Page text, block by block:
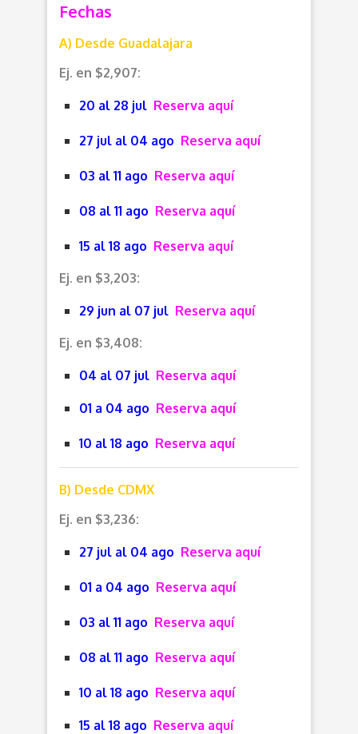
Fechas
A) Desde Guadalajara
Ej. en $2,907:
20 al 28 jul Reserva aquí
27 jul al 04 ago Reserva aquí
03 al 11 ago Reserva aquí
08 al 11 ago Reserva aquí
15 al 18 ago Reserva aquí
Ej. en $3,203:
29 jun al 07 jul Reserva aquí
Ej. en $3,408:
04 al 07 jul Reserva aquí
01 a 04 ago Reserva aquí
10 al 18 ago Reserva aquí
B) Desde CDMX
Ej. en $3,236:
27 jul al 04 ago Reserva aquí
01 a 04 ago Reserva aquí
03 al 11 ago Reserva aquí
08 al 11 ago Reserva aquí
10 al 18 ago Reserva aquí
15 al 18 ago Reserva aquí